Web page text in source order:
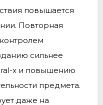
повышается
Повторная
сильнее
x и повышению
предмета.
даже на